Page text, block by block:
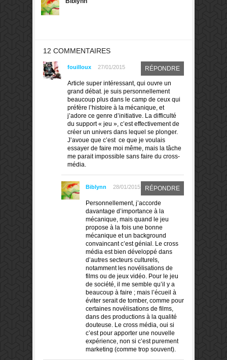
12 COMMENTAIRES
fouilloux 27/01/2015 RÉPONDRE
Article super intéressant, qui ouvre un
grand débat. je suis personnellement
beaucoup plus dans le camp de ceux qui
préfère l’histoire à la mécanique, et
j’adore ce genre d’initiative. La difficulté
du support « jeu », c’est effectivement de
créer un univers dans lequel se plonger.
J’avoue que c’est ce que je voulais
essayer de faire moi même, mais la tâche
me parait impossible sans faire du cross-
média.
Biblynn 28/01/2015 RÉPONDRE
Personnellement, j’accorde
davantage d’importance à la
mécanique, mais quand le jeu
propose à la fois une bonne
mécanique et un background
convaincant c’est génial. Le cross
média est bien développé dans
d’autres secteurs culturels,
notamment les novélisations de
films ou de jeux vidéo. Pour le jeu
de société, il me semble qu’il y a
beaucoup à faire ; mais l’écueil à
éviter serait de tomber, comme pour
certaines novélisations de films,
dans des productions à la qualité
douteuse. Le cross média, oui si
c’est pour apporter une nouvelle
expérience, non si c’est purement
marketing (comme trop souvent).